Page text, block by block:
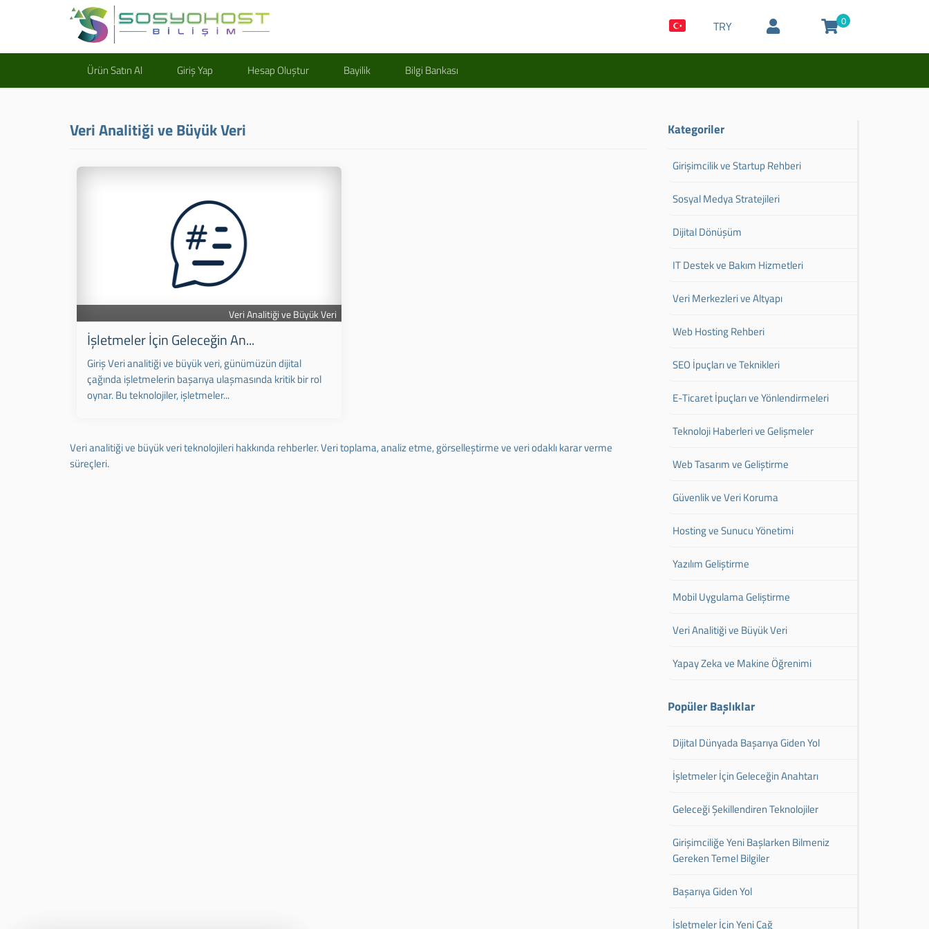
TRY 0
Ürün Satın Al Giriş Yap Hesap Oluştur Bayilik Bilgi Bankası
Veri Analitiği ve Büyük Veri
Veri Analitiği ve Büyük Veri
İşletmeler İçin Geleceğin An...
Giriş Veri analitiği ve büyük veri, günümüzün dijital
çağında işletmelerin başarıya ulaşmasında kritik bir rol
oynar. Bu teknolojiler, işletmeler...
Veri analitiği ve büyük veri teknolojileri hakkında rehberler. Veri toplama, analiz etme, görselleştirme ve veri odaklı karar verme
süreçleri.
Kategoriler
Girişimcilik ve Startup Rehberi
Sosyal Medya Stratejileri
Dijital Dönüşüm
IT Destek ve Bakım Hizmetleri
Veri Merkezleri ve Altyapı
Web Hosting Rehberi
SEO İpuçları ve Teknikleri
E-Ticaret İpuçları ve Yönlendirmeleri
Teknoloji Haberleri ve Gelişmeler
Web Tasarım ve Geliştirme
Güvenlik ve Veri Koruma
Hosting ve Sunucu Yönetimi
Yazılım Geliştirme
Mobil Uygulama Geliştirme
Veri Analitiği ve Büyük Veri
Yapay Zeka ve Makine Öğrenimi
Popüler Başlıklar
Dijital Dünyada Başarıya Giden Yol
İşletmeler İçin Geleceğin Anahtarı
Geleceği Şekillendiren Teknolojiler
Girişimciliğe Yeni Başlarken Bilmeniz
Gereken Temel Bilgiler
Başarıya Giden Yol
İşletmeler İçin Yeni Çağ